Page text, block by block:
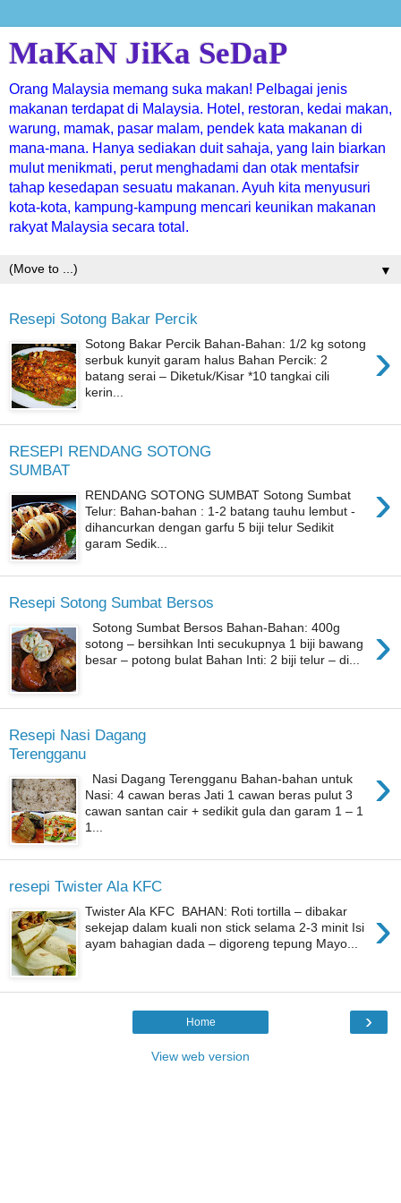
MaKaN JiKa SeDaP
Orang Malaysia memang suka makan! Pelbagai jenis
makanan terdapat di Malaysia. Hotel, restoran, kedai makan,
warung, mamak, pasar malam, pendek kata makanan di
mana-mana. Hanya sediakan duit sahaja, yang lain biarkan
mulut menikmati, perut menghadami dan otak mentafsir
tahap kesedapan sesuatu makanan. Ayuh kita menyusuri
kota-kota, kampung-kampung mencari keunikan makanan
rakyat Malaysia secara total.
▼
Resepi Sotong Bakar Percik
›
Sotong Bakar Percik Bahan-Bahan: 1/2 kg sotong
serbuk kunyit garam halus Bahan Percik: 2
batang serai – Diketuk/Kisar *10 tangkai cili
kerin...
RESEPI RENDANG SOTONG
SUMBAT
›
RENDANG SOTONG SUMBAT Sotong Sumbat
Telur: Bahan-bahan : 1-2 batang tauhu lembut -
dihancurkan dengan garfu 5 biji telur Sedikit
garam Sedik...
Resepi Sotong Sumbat Bersos
›
Sotong Sumbat Bersos Bahan-Bahan: 400g
sotong – bersihkan Inti secukupnya 1 biji bawang
besar – potong bulat Bahan Inti: 2 biji telur – di...
Resepi Nasi Dagang
Terengganu
›
Nasi Dagang Terengganu Bahan-bahan untuk
Nasi: 4 cawan beras Jati 1 cawan beras pulut 3
cawan santan cair + sedikit gula dan garam 1 – 1
1...
resepi Twister Ala KFC
›
Twister Ala KFC BAHAN: Roti tortilla – dibakar
sekejap dalam kuali non stick selama 2-3 minit Isi
ayam bahagian dada – digoreng tepung Mayo...
›
Home
View web version